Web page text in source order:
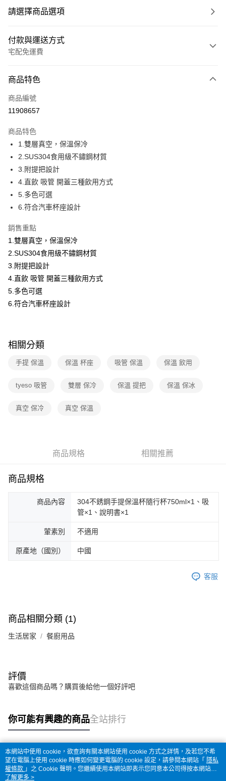
請選擇商品選項
付款與運送方式
宅配免運費
全家線上支付
運送方式
本島宅配-活動商品
免運費
離島宅配-常溫商品
免運費
商品特色
商品編號
11908657
商品特色
1.雙層真空，保溫保冷
2.SUS304食用級不鏽鋼材質
3.附提把設計
4.直飲 吸管 開蓋三種飲用方式
5.多色可選
6.符合汽車杯座設計
銷售重點
1.雙層真空，保溫保冷
2.SUS304食用級不鏽鋼材質
3.附提把設計
4.直飲 吸管 開蓋三種飲用方式
5.多色可選
6.符合汽車杯座設計
相關分類
手提 保溫 保溫 杯座 吸管 保溫 保溫 飲用
tyeso 吸管 雙層 保冷 保溫 提把 保溫 保冰
真空 保冷 真空 保溫
商品規格 相關推薦
商品規格
商品內容
304不銹鋼手提保溫杯隨行杯750ml×1、吸
管×1、說明書×1
葷素別 不適用
原產地（國別） 中國
客服
商品相關分類 (1)
生活居家 餐廚用品
評價
喜歡這個商品嗎？購買後給他一個好評吧
你可能有興趣的商品全站排行
熱門標籤
本網站中使用 cookie，欲查詢有關本網站使用 cookie 方式之詳情，及若您不希
望在電腦上使用 cookie 時應如何變更電腦的 cookie 設定，請參閱本網站「 隱私
權條款 」之 Cookie 聲明。您繼續使用本網站即表示您同意本公司得按本網站使
用條款之 Cookie 聲明使用 cookie。
了解更多 >